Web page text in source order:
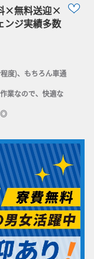
×無料送迎×
ンジ実績多数
度)、もちろん車通
業なので、快適な
◎